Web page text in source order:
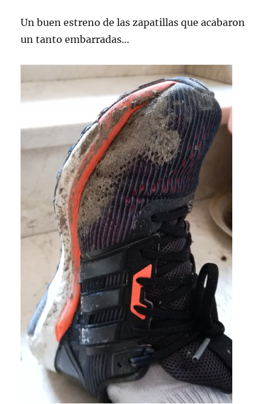
Un buen estreno de las zapatillas que acabaron
un tanto embarradas…